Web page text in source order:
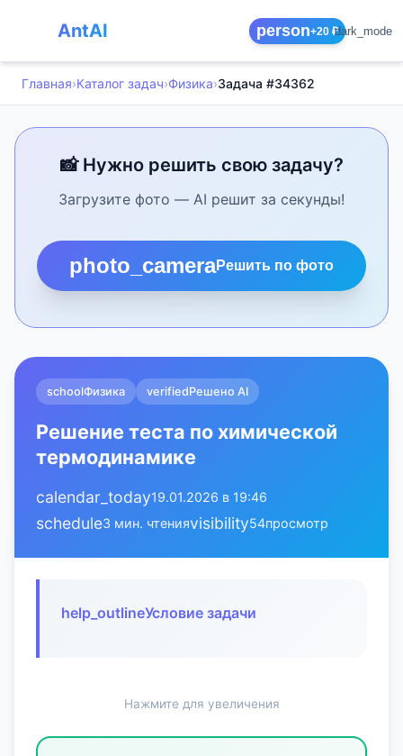
AntAI person+20 ₽dark_mode
Главная›Каталог задач›Физика›Задача #34362
📸 Нужно решить свою задачу?
Загрузите фото — AI решит за секунды!
photo_cameraРешить по фото
schoolФизика verifiedРешено AI
Решение теста по химической
термодинамике
calendar_today19.01.2026 в 19:46
schedule3 мин. чтенияvisibility54просмотр
help_outlineУсловие задачи
Нажмите для увеличения